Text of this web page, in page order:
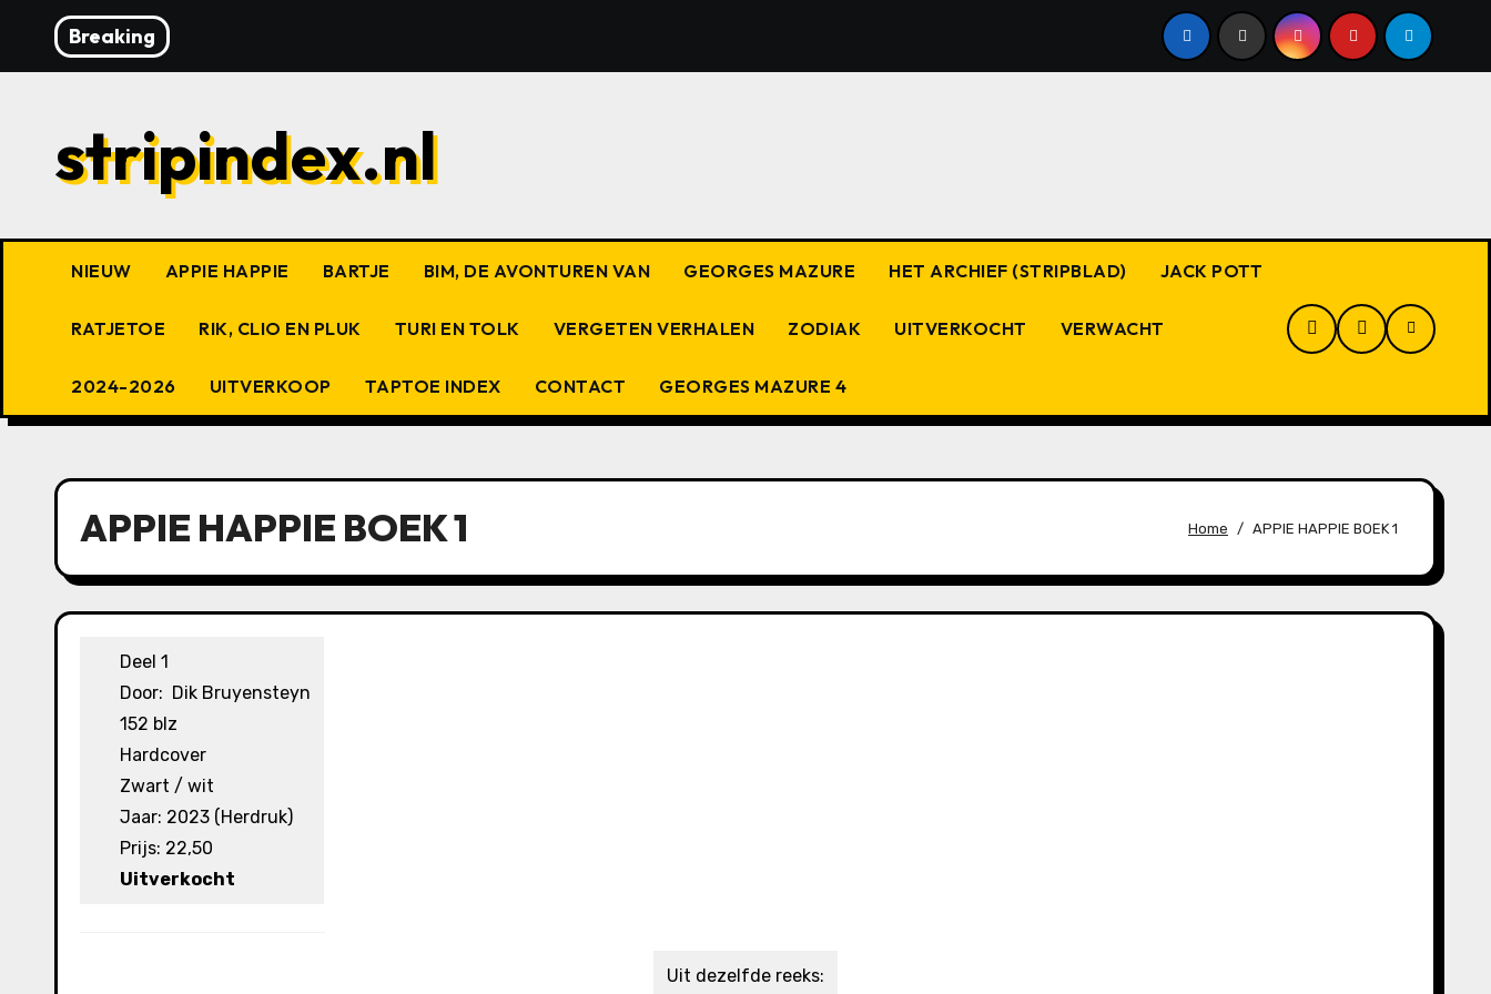
de
Breaking
stripindex.nl
NIEUW APPIE HAPPIE BARTJE BIM, DE AVONTUREN VAN GEORGES MAZURE HET ARCHIEF (STRIPBLAD) JACK POTT
RATJETOE RIK, CLIO EN PLUK TURI EN TOLK VERGETEN VERHALEN ZODIAK UITVERKOCHT VERWACHT
2024-2026 UITVERKOOP TAPTOE INDEX CONTACT GEORGES MAZURE 4
APPIE HAPPIE BOEK 1 Home APPIE HAPPIE BOEK 1
Deel 1
Door: Dik Bruyensteyn
152 blz
Hardcover
Zwart / wit
Jaar: 2023 (Herdruk)
Prijs: 22,50
Uitverkocht
Uit dezelfde reeks: